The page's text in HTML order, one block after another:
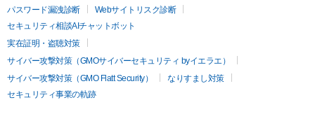
パスワード漏洩診断
Webサイトリスク診断
セキュリティ相談AIチャットボット
実在証明・盗聴対策
サイバー攻撃対策（GMOサイバーセキュリティ byイエラエ）
サイバー攻撃対策（GMO Flatt Security）
なりすまし対策
セキュリティ事業の軌跡